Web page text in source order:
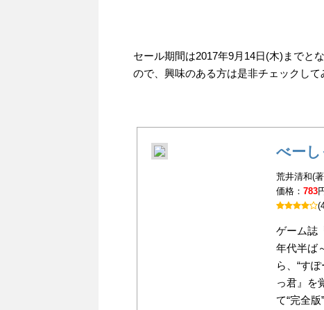
セール期間は2017年9月14日(木)までと
ので、興味のある方は是非チェックして
べー
荒井清和(
価格：783
ゲーム誌
年代半ば
ら、“す
っ君』を
て“完全